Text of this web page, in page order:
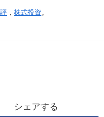
， 株式投資。
シェアする